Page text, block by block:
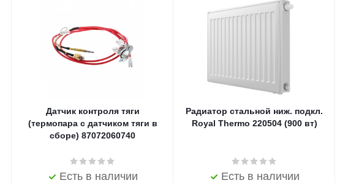
Датчик контроля тяги
(термопара с датчиком тяги в
сборе) 87072060740
Есть в наличии
Радиатор стальной ниж. подкл.
Royal Thermo 220504 (900 вт)
Есть в наличии